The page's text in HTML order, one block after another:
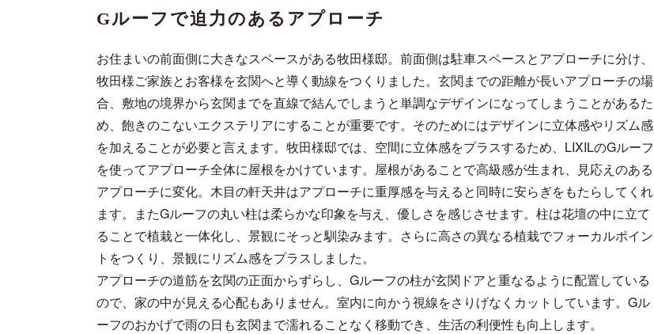
Gルーフで迫力のあるアプローチ
お住まいの前面側に大きなスペースがある牧田様邸。前面側は駐車スペースとアプローチに分け、
牧田様ご家族とお客様を玄関へと導く動線をつくりました。玄関までの距離が長いアプローチの場
合、敷地の境界から玄関までを直線で結んでしまうと単調なデザインになってしまうことがあるた
め、飽きのこないエクステリアにすることが重要です。そのためにはデザインに立体感やリズム感
を加えることが必要と言えます。牧田様邸では、空間に立体感をプラスするため、LIXILのGルーフ
を使ってアプローチ全体に屋根をかけています。屋根があることで高級感が生まれ、見応えのある
アプローチに変化。木目の軒天井はアプローチに重厚感を与えると同時に安らぎをもたらしてくれ
ます。またGルーフの丸い柱は柔らかな印象を与え、優しさを感じさせます。柱は花壇の中に立て
ることで植栽と一体化し、景観にそっと馴染みます。さらに高さの異なる植栽でフォーカルポイン
トをつくり、景観にリズム感をプラスしました。
アプローチの道筋を玄関の正面からずらし、Gルーフの柱が玄関ドアと重なるように配置している
ので、家の中が見える心配もありません。室内に向かう視線をさりげなくカットしています。Gル
ーフのおかげで雨の日も玄関まで濡れることなく移動でき、生活の利便性も向上します。